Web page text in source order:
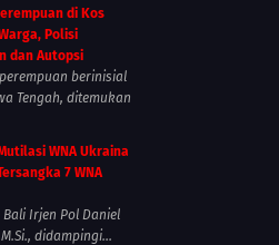
di Kos
Polisi
dan Autopsi
berinisial
Tengah, ditemukan
WNA Ukraina
7 WNA
Bali Irjen Pol Daniel
didampingi...